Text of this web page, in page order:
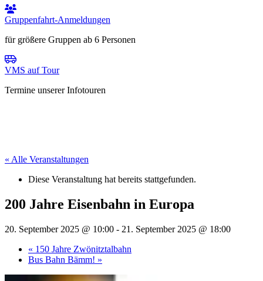
Gruppenfahrt-Anmeldungen
für größere Gruppen ab 6 Personen
VMS auf Tour
Termine unserer Infotouren
« Alle Veranstaltungen
Diese Veranstaltung hat bereits stattgefunden.
200 Jahre Eisenbahn in Europa
20. September 2025 @ 10:00 - 21. September 2025 @ 18:00
« 150 Jahre Zwönitztalbahn
Bus Bahn Bämm! »